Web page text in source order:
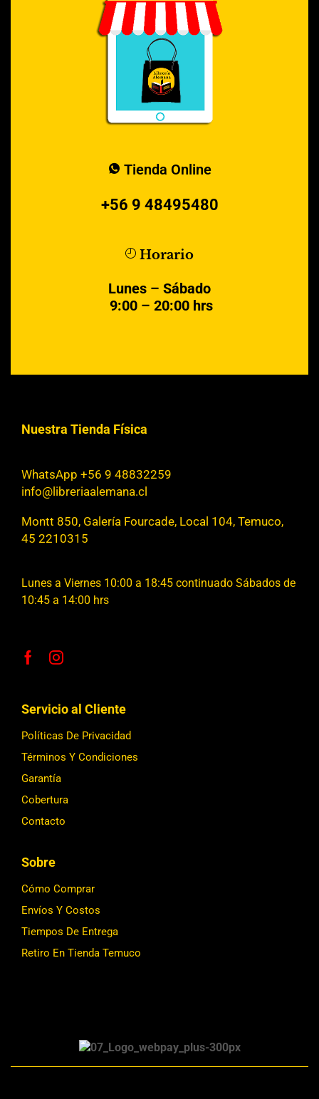
Tienda Online
+56 9 48495480
Horario
Lunes – Sábado
9:00 – 20:00 hrs
Nuestra Tienda Física
WhatsApp +56 9 48832259
info@libreriaalemana.cl
Montt 850, Galería Fourcade, Local 104, Temuco,
45 2210315
Lunes a Viernes 10:00 a 18:45 continuado Sábados de
10:45 a 14:00 hrs
Servicio al Cliente
Políticas De Privacidad
Términos Y Condiciones
Garantía
Cobertura
Contacto
Sobre
Cómo Comprar
Envíos Y Costos
Tiempos De Entrega
Retiro En Tienda Temuco